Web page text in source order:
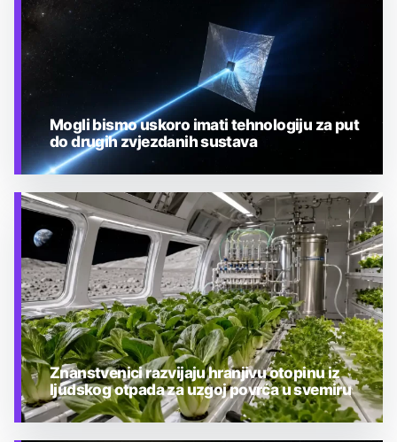
TEHNOLOGIJA
Mogli bismo uskoro imati tehnologiju za put
do drugih zvjezdanih sustava
Znanstvenici razvijaju hranjivu otopinu iz
ljudskog otpada za uzgoj povrća u svemiru